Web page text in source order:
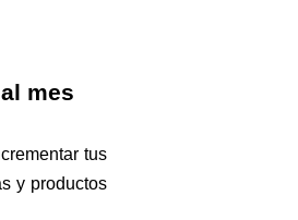
mes
tus
y productos